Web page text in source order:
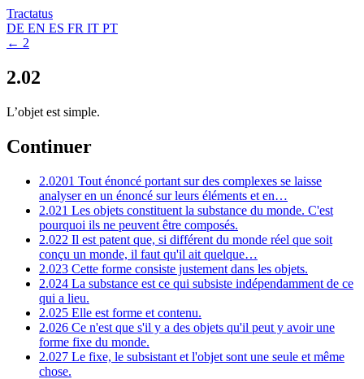
Tractatus
DE EN ES FR IT PT
← 2
2.02
L’objet est simple.
Continuer
2.0201 Tout énoncé portant sur des complexes se laisse
analyser en un énoncé sur leurs éléments et en…
2.021 Les objets constituent la substance du monde. C'est
pourquoi ils ne peuvent être composés.
2.022 Il est patent que, si différent du monde réel que soit
conçu un monde, il faut qu'il ait quelque…
2.023 Cette forme consiste justement dans les objets.
2.024 La substance est ce qui subsiste indépendamment de ce
qui a lieu.
2.025 Elle est forme et contenu.
2.026 Ce n'est que s'il y a des objets qu'il peut y avoir une
forme fixe du monde.
2.027 Le fixe, le subsistant et l'objet sont une seule et même
chose.